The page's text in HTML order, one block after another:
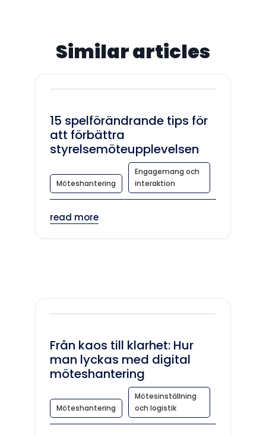
Similar articles
15 spelförändrande tips för
att förbättra
styrelsemöteupplevelsen
Möteshantering
Engagemang och
interaktion
read more
Från kaos till klarhet: Hur
man lyckas med digital
möteshantering
Möteshantering
Mötesinställning
och logistik